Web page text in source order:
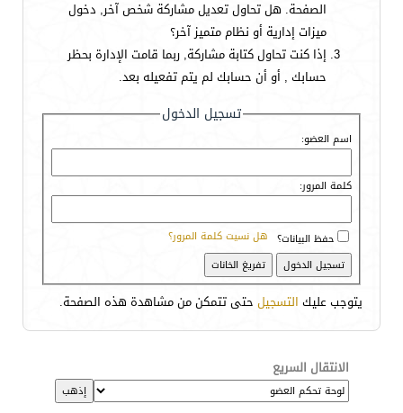
الصفحة. هل تحاول تعديل مشاركة شخص آخر, دخول
ميزات إدارية أو نظام متميز آخر؟
إذا كنت تحاول كتابة مشاركة, ربما قامت الإدارة بحظر
حسابك , أو أن حسابك لم يتم تفعيله بعد.
تسجيل الدخول
اسم العضو:
كلمة المرور:
هل نسيت كلمة المرور؟ حفظ البيانات؟
يتوجب عليك التسجيل حتى تتمكن من مشاهدة هذه الصفحة.
الانتقال السريع